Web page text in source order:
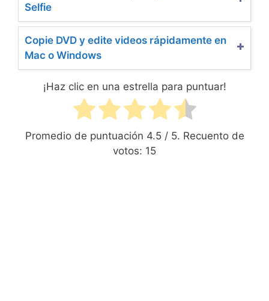
Selfie
Copie DVD y edite videos rápidamente en
Mac o Windows
¡Haz clic en una estrella para puntuar!
Promedio de puntuación 4.5/ 5. Recuento de
votos: 15